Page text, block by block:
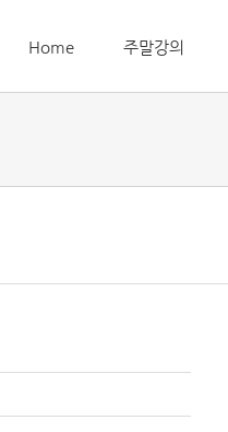
Home 주말강의